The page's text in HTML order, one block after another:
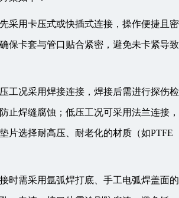
采用卡压式或快插式连接，操作便捷且密
保卡套与管口贴合紧密，避免未卡紧导致
工况采用焊接连接，焊接后需进行探伤检
止焊缝腐蚀；低压工况可采用法兰连接，
片选择耐高压、耐老化的材质（如PTFE
时需采用氩弧焊打底、手工电弧焊盖面的